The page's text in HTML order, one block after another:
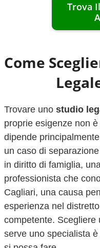
Trova
A
Come
Trovare uno studio
proprie esigenze non
dipende
un caso di
in diritto di famiglia,
professionista che
Cagliari, una causa
esperienza nel
competente. Scegliere
serve uno specialista